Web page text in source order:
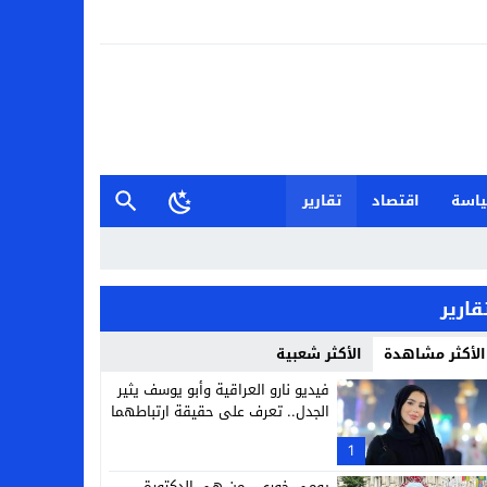
اقتصاد
تقارير
الأكثر مشاهدة الأكثر شعبية
1
فيديو نارو العراقية وأبو يوسف يثير
الجدل.. تعرف على حقيقة ارتباطهما